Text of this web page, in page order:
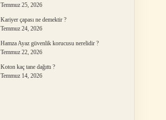
Temmuz 25, 2026
Kariyer çapası ne demektir ?
Temmuz 24, 2026
Hamza Ayaz güvenlik korucusu nerelidir ?
Temmuz 22, 2026
Koton kaç tane dağıttı ?
Temmuz 14, 2026